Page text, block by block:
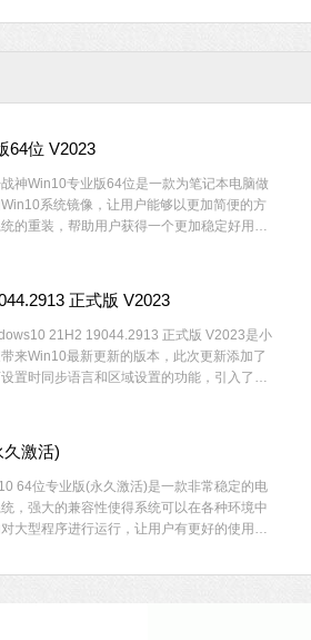
64位 V2023
Win10专业版64位是一款为笔记本电脑做
系统镜像，让用户能够以更加简便的方
的重装，帮助用户获得一个更加稳定好用的
正式版 V2023
21H2 19044.2913 正式版 V2023是小
来Win10最新更新的版本，此次更新添加了
置时同步语言和区域设置的功能，引入了防
久激活)
位专业版(永久激活)是一款非常稳定的电
，强大的兼容性使得系统可以在各种环境中
大型程序进行运行，让用户有更好的使用体